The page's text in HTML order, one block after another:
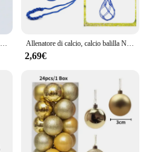
10/20Pcs Ball Air Needle pompa in acciaio inossidabile Pin basket gonfiaggio ago calcio calcio valvola gonfiabile adattatori ugello Allenatore di calcio, calcio balilla Net KICKER, borsa porta palline da allenamento da Solo allenatore di giocoleria per ragazzi abilità di controllo per principianti
2,69€